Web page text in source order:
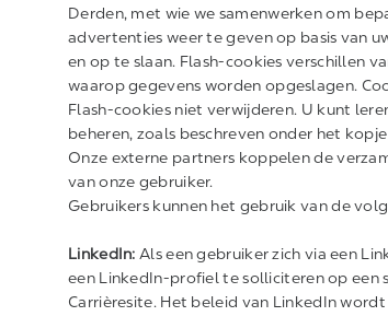
Derden, met wie we samenwerken om
advertenties weer te geven op basis van
en op te slaan. Flash-cookies verschillen
waarop gegevens worden opgeslagen.
Flash-cookies niet verwijderen. U kunt
beheren, zoals beschreven onder het
Onze externe partners koppelen de
van onze gebruiker.
Gebruikers kunnen het gebruik van de
LinkedIn: Als een gebruiker zich via een
een LinkedIn-profiel te solliciteren op een
Carrièresite. Het beleid van LinkedIn